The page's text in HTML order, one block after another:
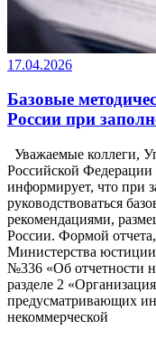
17.04.2026
Базовые
России при
Уважаемые коллеги,
Российской
информирует, что при
руководствоваться
рекомендациями,
России. Формой
Министерства
№336 «Об отчетности
разделе 2
предусматривающих
некоммерческой